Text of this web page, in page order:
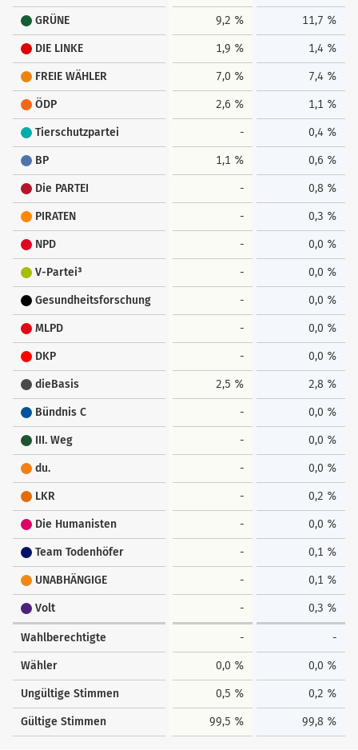
GRÜNE 9,2 % 11,7 %
DIE LINKE 1,9 % 1,4 %
FREIE WÄHLER 7,0 % 7,4 %
ÖDP 2,6 % 1,1 %
Tierschutzpartei - 0,4 %
BP 1,1 % 0,6 %
Die PARTEI - 0,8 %
PIRATEN - 0,3 %
NPD - 0,0 %
V-Partei³ - 0,0 %
Gesundheitsforschung - 0,0 %
MLPD - 0,0 %
DKP - 0,0 %
dieBasis 2,5 % 2,8 %
Bündnis C - 0,0 %
III. Weg - 0,0 %
du. - 0,0 %
LKR - 0,2 %
Die Humanisten - 0,0 %
Team Todenhöfer - 0,1 %
UNABHÄNGIGE - 0,1 %
Volt - 0,3 %
Wahlberechtigte - -
Wähler 0,0 % 0,0 %
Ungültige Stimmen 0,5 % 0,2 %
Gültige Stimmen 99,5 % 99,8 %